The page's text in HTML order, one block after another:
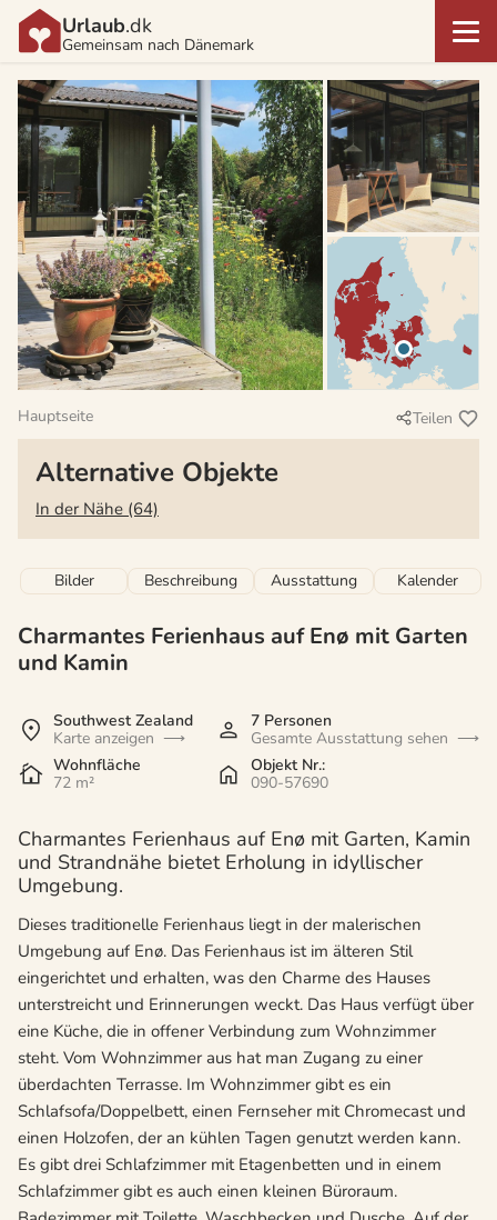
Urlaub.dk
Gemeinsam nach Dänemark
Hauptseite Teilen
Alternative Objekte
In der Nähe (64)
Bilder Beschreibung Ausstattung Kalender
Charmantes Ferienhaus auf Enø mit Garten
und Kamin
Southwest Zealand
Karte anzeigen
7 Personen
Gesamte Ausstattung sehen
Wohnfläche
72 m²
Objekt Nr.:
090-57690
Charmantes Ferienhaus auf Enø mit Garten, Kamin
und Strandnähe bietet Erholung in idyllischer
Umgebung.
Dieses traditionelle Ferienhaus liegt in der malerischen
Umgebung auf Enø. Das Ferienhaus ist im älteren Stil
eingerichtet und erhalten, was den Charme des Hauses
unterstreicht und Erinnerungen weckt. Das Haus verfügt über
eine Küche, die in offener Verbindung zum Wohnzimmer
steht. Vom Wohnzimmer aus hat man Zugang zu einer
überdachten Terrasse. Im Wohnzimmer gibt es ein
Schlafsofa/Doppelbett, einen Fernseher mit Chromecast und
einen Holzofen, der an kühlen Tagen genutzt werden kann.
Es gibt drei Schlafzimmer mit Etagenbetten und in einem
Schlafzimmer gibt es auch einen kleinen Büroraum.